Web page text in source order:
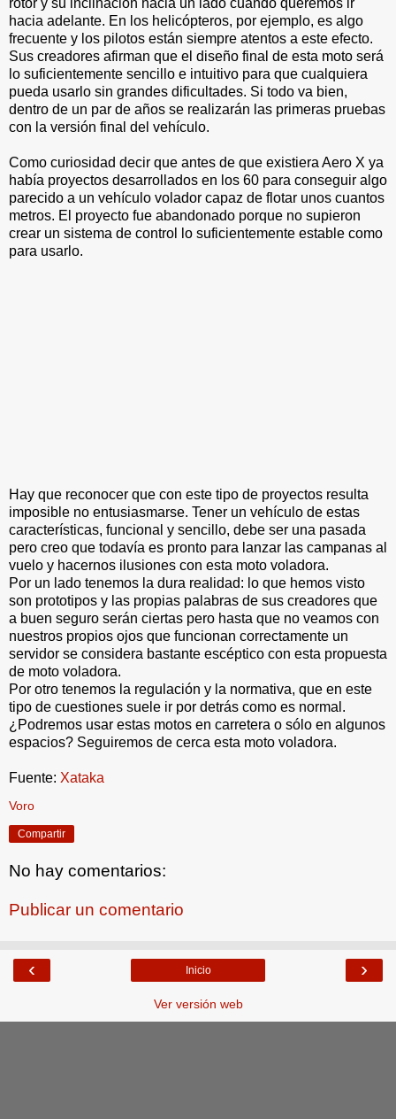
hacia adelante. En los helicópteros, por ejemplo, es algo
frecuente y los pilotos están siempre atentos a este efecto.
Sus creadores afirman que el diseño final de esta moto será
lo suficientemente sencillo e intuitivo para que cualquiera
pueda usarlo sin grandes dificultades. Si todo va bien,
dentro de un par de años se realizarán las primeras pruebas
con la versión final del vehículo.
Como curiosidad decir que antes de que existiera Aero X ya
había proyectos desarrollados en los 60 para conseguir algo
parecido a un vehículo volador capaz de flotar unos cuantos
metros. El proyecto fue abandonado porque no supieron
crear un sistema de control lo suficientemente estable como
para usarlo.
Hay que reconocer que con este tipo de proyectos resulta
imposible no entusiasmarse. Tener un vehículo de estas
características, funcional y sencillo, debe ser una pasada
pero creo que todavía es pronto para lanzar las campanas al
vuelo y hacernos ilusiones con esta moto voladora.
Por un lado tenemos la dura realidad: lo que hemos visto
son prototipos y las propias palabras de sus creadores que
a buen seguro serán ciertas pero hasta que no veamos con
nuestros propios ojos que funcionan correctamente un
servidor se considera bastante escéptico con esta propuesta
de moto voladora.
Por otro tenemos la regulación y la normativa, que en este
tipo de cuestiones suele ir por detrás como es normal.
¿Podremos usar estas motos en carretera o sólo en algunos
espacios? Seguiremos de cerca esta moto voladora.
Fuente: Xataka
Voro
Compartir
No hay comentarios:
Publicar un comentario
‹ ›
Inicio
Ver versión web